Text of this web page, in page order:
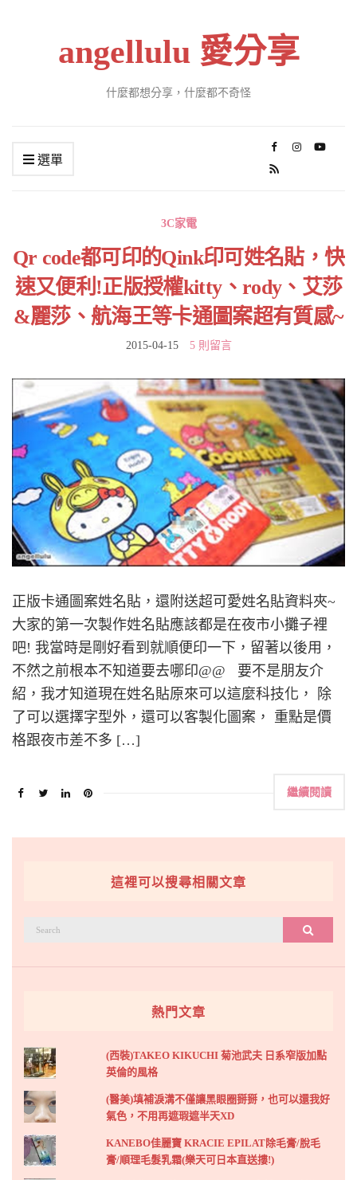
angellulu 愛分享
什麼都想分享，什麼都不奇怪
選單
3C家電
Qr code都可印的Qink印可姓名貼，快
速又便利!正版授權kitty、rody、艾莎
&麗莎、航海王等卡通圖案超有質感~
2015-04-15 5 則留言
正版卡通圖案姓名貼，還附送超可愛姓名貼資料夾~
大家的第一次製作姓名貼應該都是在夜市小攤子裡
吧! 我當時是剛好看到就順便印一下，留著以後用，
不然之前根本不知道要去哪印@@ 要不是朋友介
紹，我才知道現在姓名貼原來可以這麼科技化， 除
了可以選擇字型外，還可以客製化圖案， 重點是價
格跟夜市差不多 […]
繼續閱讀
這裡可以搜尋相關文章
搜尋
熱門文章
(西裝)TAKEO KIKUCHI 菊池武夫 日系窄版加點
英倫的風格
(醫美)填補淚溝不僅讓黑眼圈掰掰，也可以還我好
氣色，不用再遮瑕遮半天XD
KANEBO佳麗寶 KRACIE EPILAT除毛膏/脫毛
膏/順理毛髮乳霜(樂天可日本直送摟!)